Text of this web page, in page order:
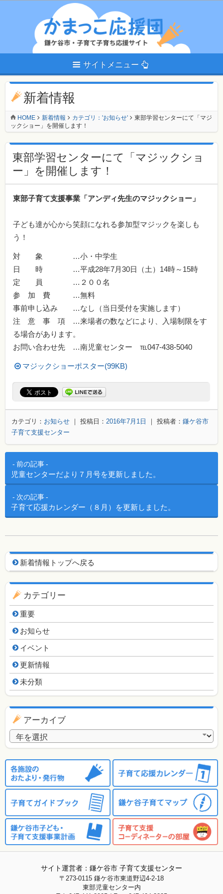
サイトメニュー
新着情報
HOME 新着情報 カテゴリ：'お知らせ'
東部学習センターにて「マジ
ックショー」を開催します！
東部学習センターにて「マジックショ
ー」を開催します！
東部子育て支援事業「アンディ先生のマジックショー」
子ども達が心から笑顔になれる参加型マジックを楽しも
う！
対 象 …小・中学生
日 時 …平成28年7月30日（土）14時～15時
定 員 …２００名
参 加 費 …無料
事前申し込み …なし（当日受付を実施します）
注 意 事 項 …来場者の数などにより、入場制限をす
る場合があります。
お問い合わせ先 …南児童センター ℡047-438-5040
マジックショーポスター(99KB)
カテゴリ： お知らせ ｜ 投稿日： 2016年7月1日 ｜ 投稿者： 鎌ケ谷市
子育て支援センター
投稿ナビゲーション
前の記事
児童センターだより７月号を更新しました。
次の記事
子育て応援カレンダー（８月）を更新しました。
新着情報用ナビゲーション
新着情報トップへ戻る
カテゴリー
重要
お知らせ
イベント
更新情報
未分類
アーカイブ
アーカイブ
サイト運営者：鎌ケ谷市 子育て支援センター
〒273-0115 鎌ケ谷市東道野辺4-2-18
東部児童センター内